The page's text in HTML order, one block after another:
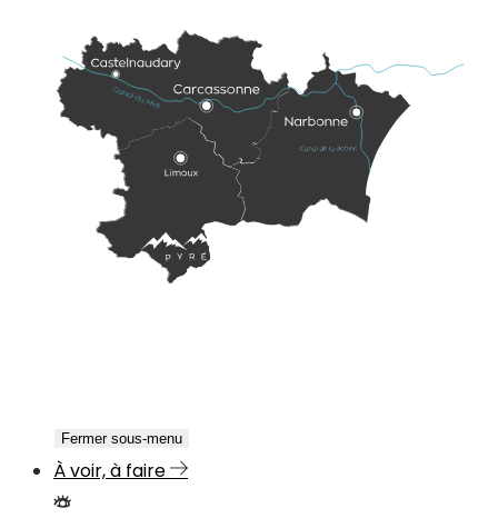
Fermer sous-menu
À voir, à faire